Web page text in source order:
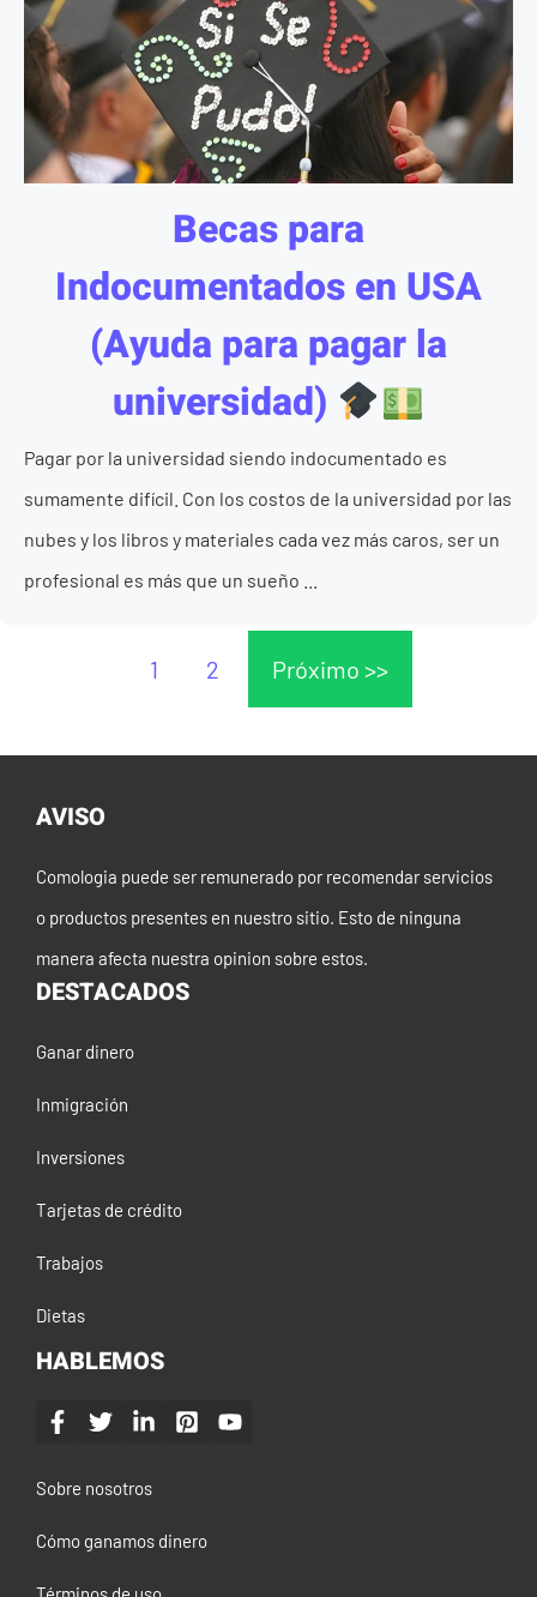
Becas para
Indocumentados en USA
(Ayuda para pagar la
universidad)
Pagar por la universidad siendo indocumentado es
sumamente difícil. Con los costos de la universidad por las
nubes y los libros y materiales cada vez más caros, ser un
profesional es más que un sueño ...
1 2 Próximo >>
AVISO
Comologia puede ser remunerado por recomendar servicios
o productos presentes en nuestro sitio. Esto de ninguna
manera afecta nuestra opinion sobre estos.
DESTACADOS
Ganar dinero
Inmigración
Inversiones
Tarjetas de crédito
Trabajos
Dietas
HABLEMOS
Sobre nosotros
Cómo ganamos dinero